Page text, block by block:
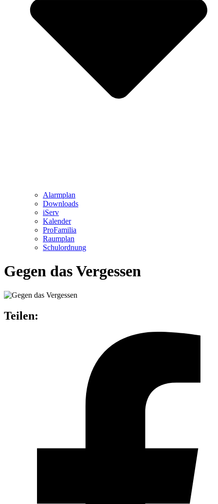
Alarmplan
Downloads
iServ
Kalender
ProFamilia
Raumplan
Schulordnung
Gegen das Vergessen
Teilen: